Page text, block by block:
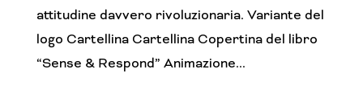
attitudine davvero rivoluzionaria. Variante del
logo Cartellina Cartellina Copertina del libro
“Sense & Respond” Animazione...